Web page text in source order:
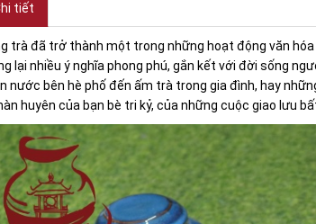
tiết
trà đã trở thành một trong những hoạt động văn
lại nhiều ý nghĩa phong phú, gắn kết với đời sống
nước bên hè phố đến ấm trà trong gia đình, hay
huyên của bạn bè tri kỷ, của những cuộc giao lưu